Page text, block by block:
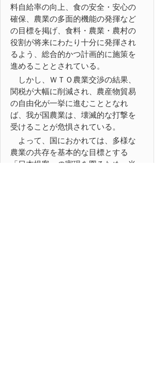
料自給率の向上、食の安全・安心の
確保、農業の多面的機能の発揮など
の目標を掲げ、食料・農業・農村の
役割が将来にわたり十分に発揮され
るよう、総合的かつ計画的に施策を
進めることとされている。
しかし、ＷＴＯ農業交渉の結果、
関税が大幅に削減され、農産物貿易
の自由化が一挙に進むこととなれ
ば、我が国農業は、壊滅的な打撃を
受けることが危惧されている。
よって、国におかれては、多様な
農業の共存を基本的な目標とする
「日本提案」の実現を図るため、米